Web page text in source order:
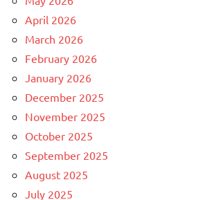
April 2026
March 2026
February 2026
January 2026
December 2025
November 2025
October 2025
September 2025
August 2025
July 2025